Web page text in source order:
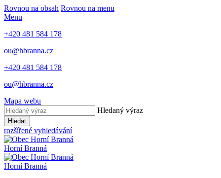
Rovnou na obsah Rovnou na menu
Menu
+420 481 584 178
ou@hbranna.cz
+420 481 584 178
ou@hbranna.cz
Mapa webu
Hledaný výraz
Hledat
rozšířené vyhledávání
Horní Branná
Horní Branná